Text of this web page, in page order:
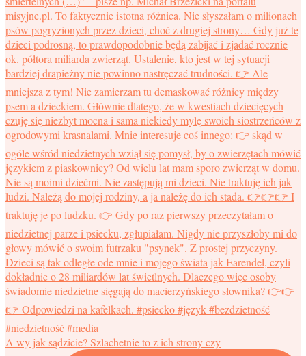
A wy jak sądzicie? Szlachetnie to z ich strony czy